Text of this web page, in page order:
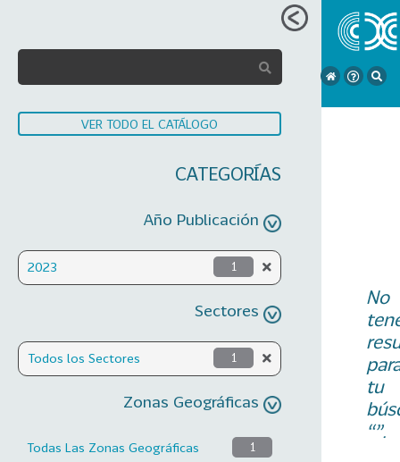
VER TODO EL CATÁLOGO
CATEGORÍAS
Año Publicación
2023 1
Sectores
Todos los Sectores 1
Zonas Geográficas
Todas Las Zonas Geográficas 1
No
tu
“”.